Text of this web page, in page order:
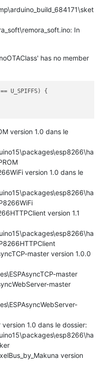
In
has no member
U_SPIFFS) {
version 1.0 dans le
version 1.0 dans le
version 1.1
master version 1.0.0
master
master
1.0 dans le dossier:
version